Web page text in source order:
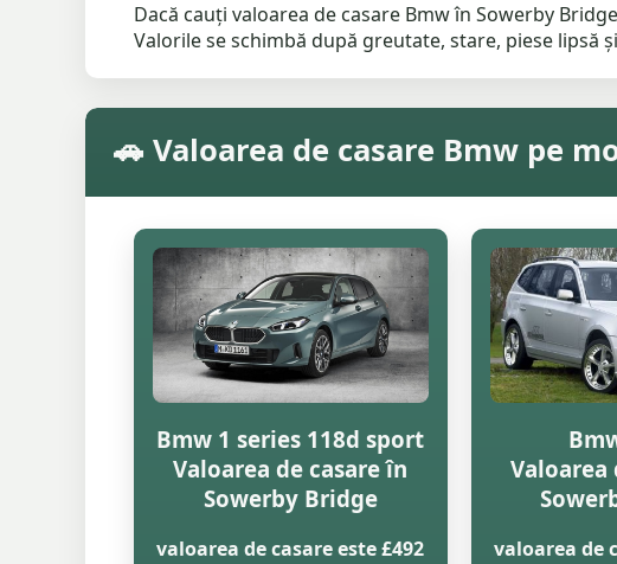
Dacă cauți valoarea de casare Bmw în Sowerby
Valorile se schimbă după greutate, stare, piese lipsă
🚗 Valoarea de casare Bmw pe
Bmw 1 series 118d sport
Valoarea de casare în
Sowerby Bridge
valoarea de casare este £492
Valoarea
valoarea de